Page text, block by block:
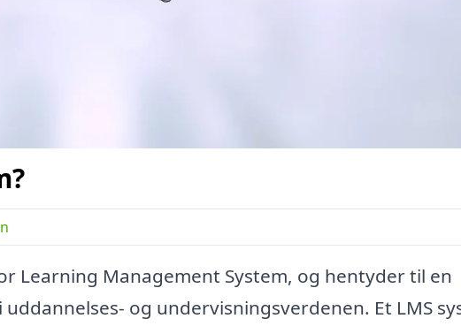
Learning Management System, og hentyder til en
og undervisningsverdenen. Et LMS